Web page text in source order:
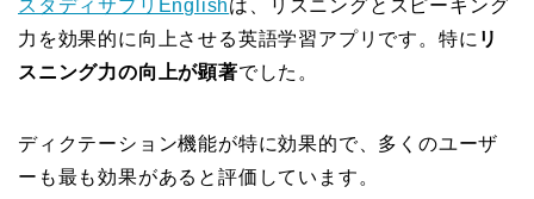
スタディサプリEnglishは、リスニングとスピーキング
力を効果的に向上させる英語学習アプリです。特に リ
スニング力の向上が顕著でした。
ディクテーション機能が特に効果的で、多くのユーザ
ーも最も効果があると評価しています。